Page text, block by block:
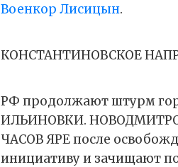
Военкор Лисицын.
КОНСТАНТИНОВСКОЕ
РФ продолжают штурм
ИЛЬИНОВКИ.
ЧАСОВ ЯРЕ после
инициативу и зачищают